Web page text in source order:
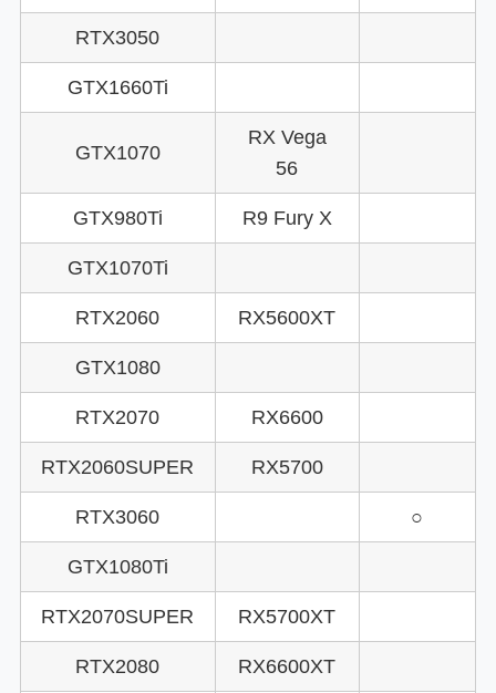
RTX3050
GTX1660Ti
GTX1070
RX Vega
56
GTX980Ti R9 Fury X
GTX1070Ti
RTX2060 RX5600XT
GTX1080
RTX2070 RX6600
RTX2060SUPER RX5700
RTX3060 ○
GTX1080Ti
RTX2070SUPER RX5700XT
RTX2080 RX6600XT